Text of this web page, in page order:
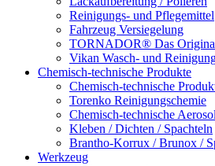
Reinigungs- und Pflegemittel
Fahrzeug Versiegelung
TORNADOR® Das
Vikan Wasch- und
Chemisch-technische Produkte
Chemisch-technische
Torenko Reinigungschemie
Chemisch-technische
Kleben / Dichten / Spachteln
Brantho-Korrux / Brunox /
Werkzeug